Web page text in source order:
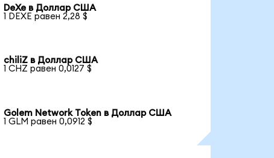
DeXe в Доллар США
1 DEXE равен 2,28 $
chiliZ в Доллар США
1 CHZ равен 0,0127 $
Golem Network Token в Доллар США
1 GLM равен 0,0912 $